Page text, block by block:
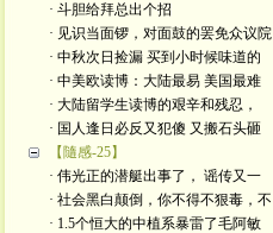
· 斗胆给拜总出个招
· 见识当面锣，对面鼓的罢免众议院
· 中秋次日捡漏 买到小时候味道的
· 中美欧读博：大陆最易 美国最难
· 大陆留学生读博的艰辛和残忍，
· 国人逢日必反又犯傻 又搬石头砸
【隨感-25】
· 伟光正的潜艇出事了， 谣传又一
· 社会黑白颠倒，你不得不狠毒，不
· 1.5个恒大的中植系暴雷了毛阿敏